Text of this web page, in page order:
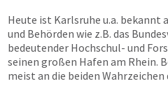
Heute ist Karlsruhe u.a. bekannt
und Behörden wie z.B. das
bedeutender Hochschul- und
seinen großen Hafen am Rhein.
meist an die beiden Wahrzeichen